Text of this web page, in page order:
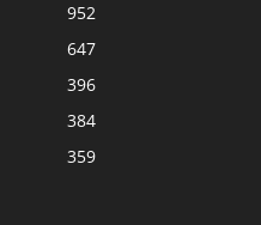
952
647
396
384
359